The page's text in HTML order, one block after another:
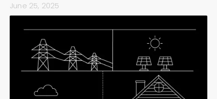
June 25, 2025